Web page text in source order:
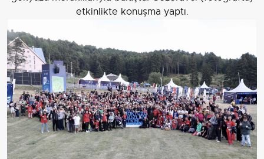
etkinlikte konuşma yaptı.